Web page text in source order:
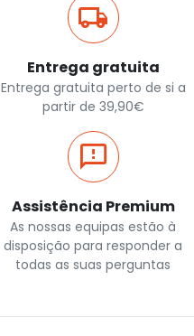
Entrega gratuita
Entrega gratuita perto de si a
partir de 39,90€
Assistência Premium
As nossas equipas estão à
disposição para responder a
todas as suas perguntas